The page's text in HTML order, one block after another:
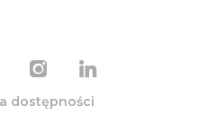
dostępności